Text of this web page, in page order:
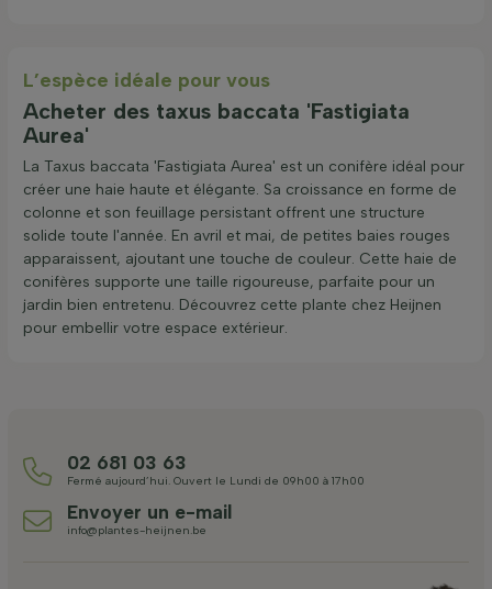
L’espèce idéale pour vous
Acheter des taxus baccata 'Fastigiata
Aurea'
La Taxus baccata 'Fastigiata Aurea' est un conifère idéal pour
créer une haie haute et élégante. Sa croissance en forme de
colonne et son feuillage persistant offrent une structure
solide toute l'année. En avril et mai, de petites baies rouges
apparaissent, ajoutant une touche de couleur. Cette haie de
conifères supporte une taille rigoureuse, parfaite pour un
jardin bien entretenu. Découvrez cette plante chez Heijnen
pour embellir votre espace extérieur.
02 681 03 63
Fermé aujourd’hui. Ouvert le Lundi de 09h00 à 17h00
Envoyer un e-mail
info@plantes-heijnen.be